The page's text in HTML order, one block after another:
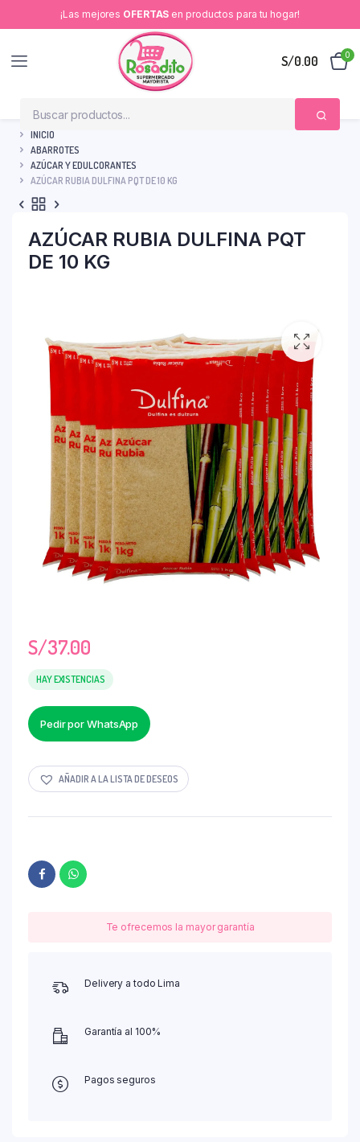
¡Las mejores OFERTAS en productos para tu hogar!
S/0.00 0
INICIO
ABARROTES
AZÚCAR Y EDULCORANTES
AZÚCAR RUBIA DULFINA PQT DE 10 KG
AZÚCAR RUBIA DULFINA PQT
DE 10 KG
S/37.00
HAY EXISTENCIAS
Pedir por WhatsApp
AÑADIR A LA LISTA DE DESEOS
Te ofrecemos la mayor garantía
Delivery a todo Lima
Garantía al 100%
Pagos seguros